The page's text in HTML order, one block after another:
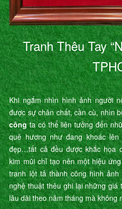
Tranh Thêu Tay
Khi ngắm nhìn hình ảnh người
được sự chân chất, cần cù, nhìn
côngta có thể liên tưởng đến
quê hương như đang khoác
đẹp…tất cả đều được khắc họa
kim mũi chỉ tạo nên một hiệu
tranh lột tả thành công hình
nghệ thuật thêu ghi lại những
lâu dài theo năm tháng mà không